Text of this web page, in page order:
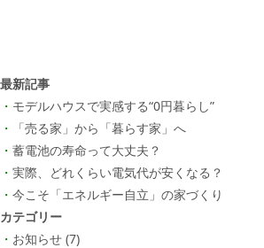
最新記事
モデルハウスで実感する“0円暮らし”
「売る家」から「暮らす家」へ
蓄電池の寿命って大丈夫？
実際、どれくらい電気代が安くなる？
今こそ「エネルギー自立」の家づくり
カテゴリー
お知らせ (7)